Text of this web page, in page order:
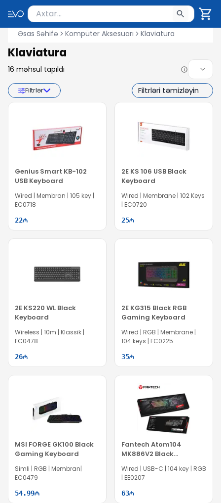
Məhsul axtar
Axtarış üçün ən azı 2 simvol yazın. Göndərmək
Əsas Səhifə Kompüter Aksesuarı Klaviatura
Klaviatura
16 məhsul tapıldı
Filtrlər Filtrləri təmizləyin
Genius Smart KB-102
USB Keyboard
Wired | Membran | 105 key |
EC0718
22
2E KS 106 USB Black
Keyboard
Wired | Membrane | 102 Keys
| EC0720
25
2E KS220 WL Black
Keyboard
Wireless | 10m | Klassik |
EC0478
26
2E KG315 Black RGB
Gaming Keyboard
Wired | RGB | Membrane |
104 keys | EC0225
35
MSI FORGE GK100 Black
Gaming Keyboard
Simli | RGB | Membran|
EC0479
54.99
Fantech Atom104
MK886V2 Black
Mechanical Gaming
Keyboard
Wired | USB-C | 104 key | RGB
| EE0207
63